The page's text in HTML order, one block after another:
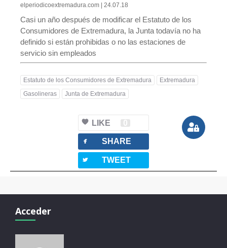
elperiodicoextremadura.com | 24.07.18
Casi un año después de modificar el Estatuto de los
Consumidores de Extremadura, la Junta todavía no ha
definido si están prohibidas o no las estaciones de
servicio sin empleados
Estatuto de los Consumidores de Extremadura
Extremadura
Gasolineras
Junta de Extremadura
LIKE 0
facebook SHARE
twitterbird TWEET
Acceder